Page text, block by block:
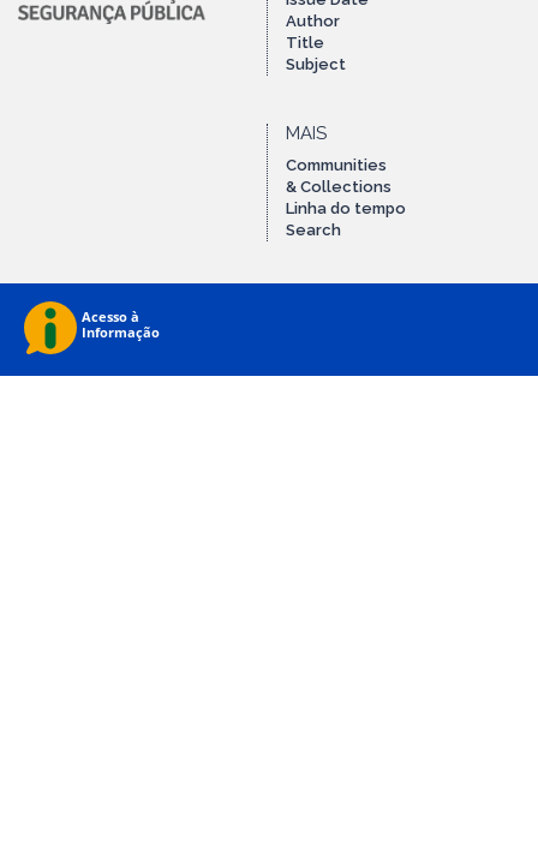
Author
Title
Subject
MAIS
Communities
& Collections
Linha do tempo
Search